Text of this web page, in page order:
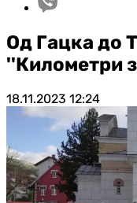
Од Гацка до
''Километри
18.11.2023 12:24